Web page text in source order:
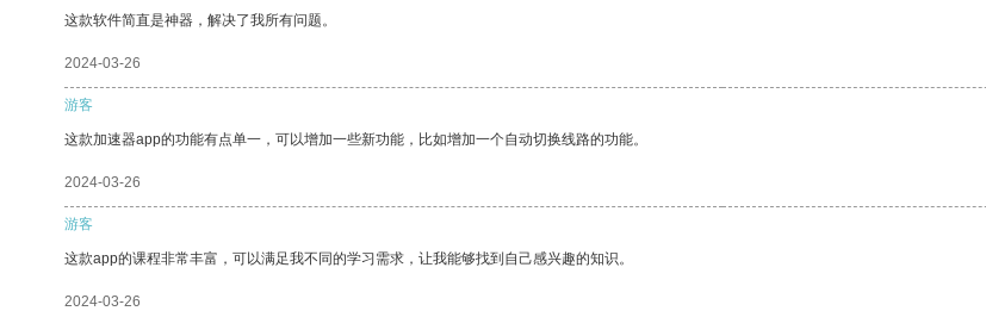
这款软件简直是神器，解决了我所有问题。
2024-03-26
游客
这款加速器app的功能有点单一，可以增加一些新功能，比如增加一个自动切换线路的功能。
2024-03-26
游客
这款app的课程非常丰富，可以满足我不同的学习需求，让我能够找到自己感兴趣的知识。
2024-03-26